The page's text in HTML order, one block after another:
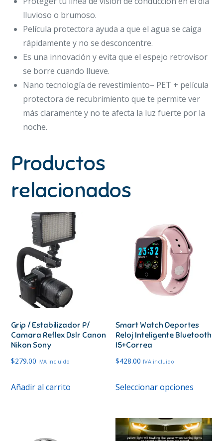
lluvioso o brumoso.
Película protectora ayuda a que el agua se caiga
rápidamente y no se desconcentre.
Es una innovación y evita que el espejo retrovisor
se borre cuando llueve.
Nano tecnología de revestimiento– PET + película
protectora de recubrimiento que te permite ver
más claramente y no te afecta la luz fuerte por la
noche.
Productos
relacionados
Grip / Estabilizador P/
Camara Reflex Dslr Canon
Nikon Sony
$279.00 IVA incluido
Añadir al carrito
Smart Watch Deportes
Reloj Inteligente Bluetooth
I5+Correa
$428.00 IVA incluido
Seleccionar opciones